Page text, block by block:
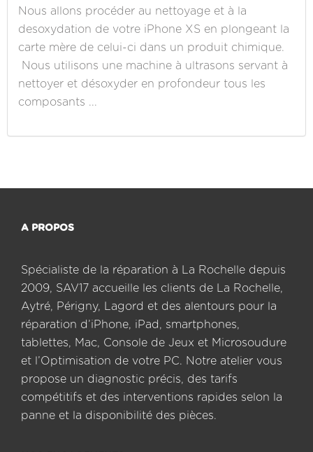
Nous allons procéder au nettoyage et à la
desoxydation de votre iPhone XS en plongeant la
carte mère de celui-ci dans un produit chimique.
Nous utilisons une machine à ultrasons servant à
nettoyer et désoxyder en profondeur tous les
composants ...
A PROPOS
Spécialiste de la réparation à La Rochelle depuis
2009, SAV17 accueille les clients de La Rochelle,
Aytré, Périgny, Lagord et des alentours pour la
réparation d’iPhone, iPad, smartphones,
tablettes, Mac, Console de Jeux et Microsoudure
et l’Optimisation de votre PC. Notre atelier vous
propose un diagnostic précis, des tarifs
compétitifs et des interventions rapides selon la
panne et la disponibilité des pièces.